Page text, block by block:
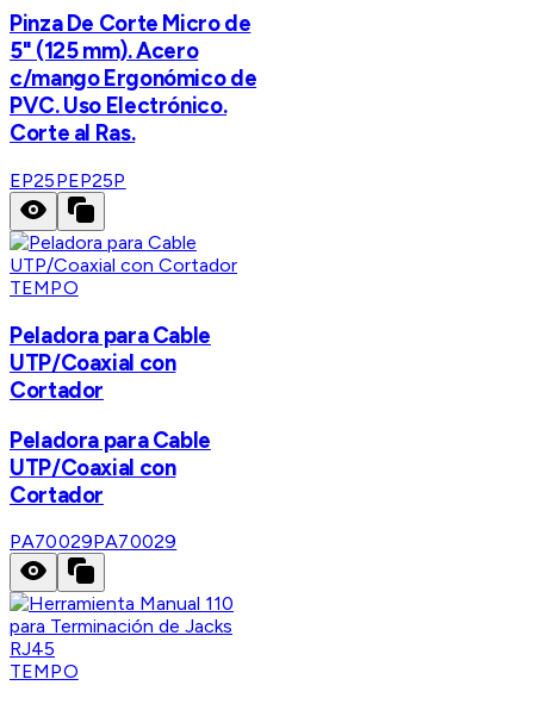
Pinza De Corte Micro de
5" (125 mm). Acero
c/mango Ergonómico de
PVC. Uso Electrónico.
Corte al Ras.
EP25PEP25P
TEMPO
Peladora para Cable
UTP/Coaxial con
Cortador
Peladora para Cable
UTP/Coaxial con
Cortador
PA70029PA70029
TEMPO